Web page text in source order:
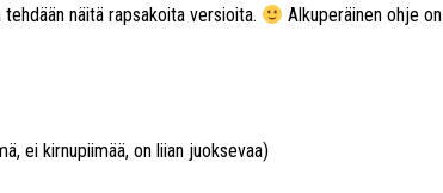
näitä rapsakoita versioita.
Alkuperäinen ohje on
ei kirnupiimää, on liian juoksevaa)